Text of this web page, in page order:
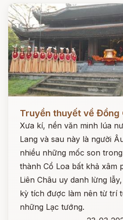
Đọc ngay
Truyền thuyết về Đồng
Xưa kí, nền văn minh lúa
Lang và sau này là người
nhiều những mốc son
thành Cổ Loa bất khả xâm
Liên Châu uy danh lừng
kỳ tích được làm nên từ trí
những Lạc tướng.